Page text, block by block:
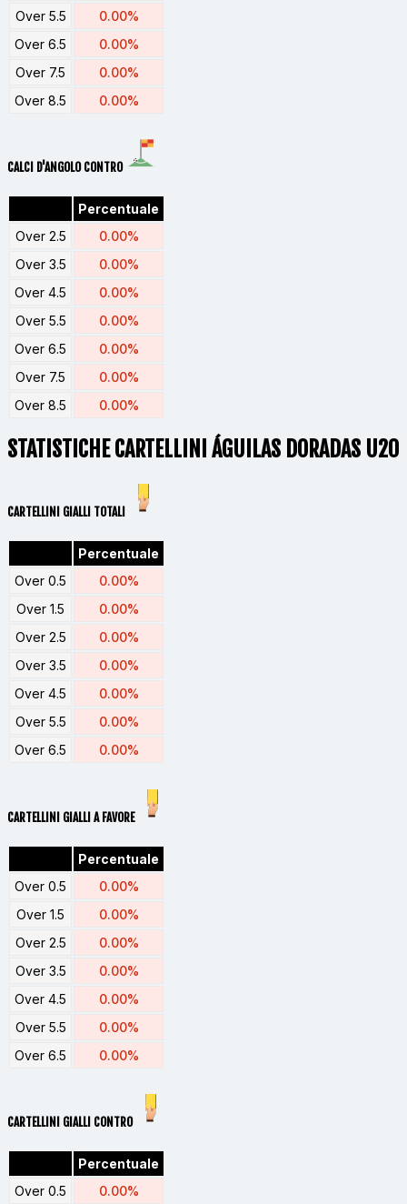
Over 5.5
0.00%
Over 6.5
0.00%
Over 7.5
0.00%
Over 8.5
0.00%
CALCI D'ANGOLO CONTRO
Percentuale
Over 2.5
0.00%
Over 3.5
0.00%
Over 4.5
0.00%
Over 5.5
0.00%
Over 6.5
0.00%
Over 7.5
0.00%
Over 8.5
0.00%
STATISTICHE CARTELLINI ÁGUILAS DORADAS U20
CARTELLINI GIALLI TOTALI
Percentuale
Over 0.5
0.00%
Over 1.5
0.00%
Over 2.5
0.00%
Over 3.5
0.00%
Over 4.5
0.00%
Over 5.5
0.00%
Over 6.5
0.00%
CARTELLINI GIALLI A FAVORE
Percentuale
Over 0.5
0.00%
Over 1.5
0.00%
Over 2.5
0.00%
Over 3.5
0.00%
Over 4.5
0.00%
Over 5.5
0.00%
Over 6.5
0.00%
CARTELLINI GIALLI CONTRO
Percentuale
Over 0.5
0.00%